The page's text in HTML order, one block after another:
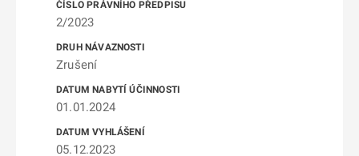
2/2023
Zrušení
01.01.2024
05.12.2023